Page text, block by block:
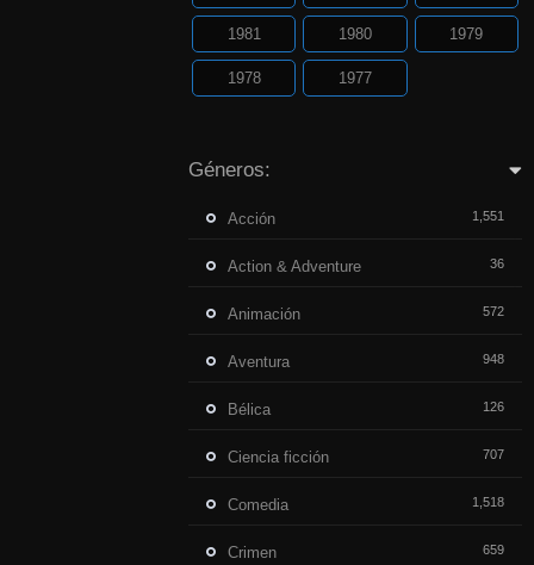
1981 1980 1979
1978 1977
Géneros:
Acción 1,551
Action & Adventure 36
Animación 572
Aventura 948
Bélica 126
Ciencia ficción 707
Comedia 1,518
Crimen 659